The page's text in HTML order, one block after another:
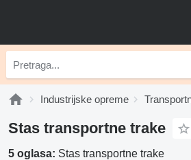
Industrijske opreme
Stas transportne trake
5 oglasa: Stas transportne trake